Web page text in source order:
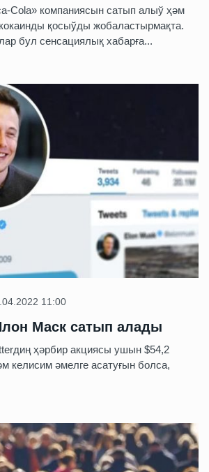
Cola» компаниясын сатып алыў ҳәм
қосыўды жобаластырмақта.
бул сенсациялық хабарға...
11:00
Маск сатып алады
ҳәрбир акциясы ушын $54,2
келисим әмелге асатуғын болса,